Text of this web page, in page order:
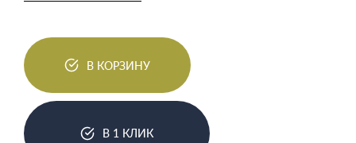
В КОРЗИНУ
В 1 КЛИК